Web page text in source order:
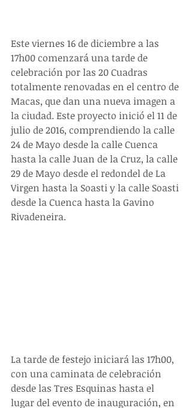
Este viernes 16 de diciembre a las
17h00 comenzará una tarde de
celebración por las 20 Cuadras
totalmente renovadas en el centro de
Macas, que dan una nueva imagen a
la ciudad. Este proyecto inició el 11 de
julio de 2016, comprendiendo la calle
24 de Mayo desde la calle Cuenca
hasta la calle Juan de la Cruz, la calle
29 de Mayo desde el redondel de La
Virgen hasta la Soasti y la calle Soasti
desde la Cuenca hasta la Gavino
Rivadeneira.
La tarde de festejo iniciará las 17h00,
con una caminata de celebración
desde las Tres Esquinas hasta el
lugar del evento de inauguración, en